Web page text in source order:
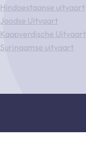
Hindoestaanse uitvaart
Joodse Uitvaart
Kaapverdische Uitvaart
Surinaamse uitvaart